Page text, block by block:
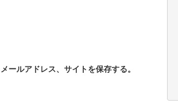
ールアドレス、サイトを保存する。